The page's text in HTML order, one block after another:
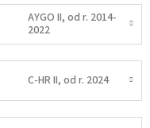
AYGO II, od r. 2014-
2022
C-HR II, od r. 2024